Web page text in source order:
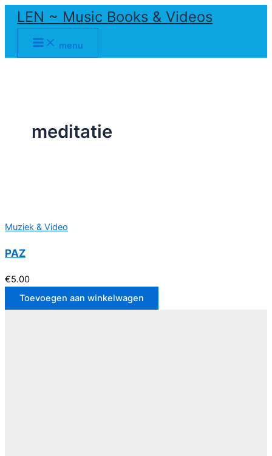
naar
inhoud
LEN ~ Music Books & Videos
menu
meditatie
Muziek & Video
PAZ
€5.00
Toevoegen aan winkelwagen